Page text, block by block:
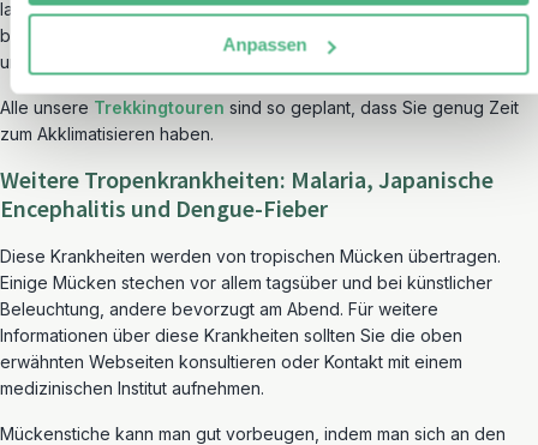
Anpassen
langsamen Anstieg auf Höhen von über 2500 Meter; Akklimtisierung
beim Aufstieg auf über 2500 Meter; Verzicht auf Alkohol, Koffein
und Schlafmittel; Konsum von reichlich Wasser oder Kräutertee.
Alle unsere Trekkingtouren sind so geplant, dass Sie genug Zeit
zum Akklimatisieren haben.
Weitere Tropenkrankheiten: Malaria, Japanische
Encephalitis und Dengue-Fieber
Diese Krankheiten werden von tropischen Mücken übertragen.
Einige Mücken stechen vor allem tagsüber und bei künstlicher
Beleuchtung, andere bevorzugt am Abend. Für weitere
Informationen über diese Krankheiten sollten Sie die oben
erwähnten Webseiten konsultieren oder Kontakt mit einem
medizinischen Institut aufnehmen.
Mückenstiche kann man gut vorbeugen, indem man sich an den